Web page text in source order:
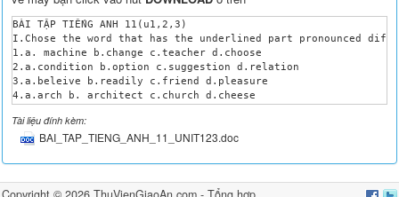
BÀI TẬP TIẾNG ANH 11(u1,2,3)
I.Chose the word that has the underlined part pronounced
1.a. machine b.change c.teacher d.choose
2.a.condition b.option c.suggestion d.relation
3.a.beleive b.readily c.friend d.pleasure
4.a.arch b. architect c.church d.cheese
5.a.mutual b.chip c.question d.quality
II.Stress
1.a.embrace b.hello c.handsome d.idol
3.a.acquaintance b.interest c.capable d.sympathy
4.a.video b.special c.easy d.believe
III.Transformation
Tài liệu đính kèm:
BAI_TAP_TIENG_ANH_11_UNIT123.doc